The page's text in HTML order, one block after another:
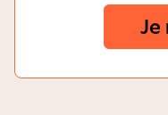
Je